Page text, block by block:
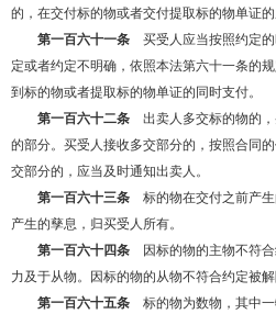
的，在交付标的物或者交付提取标的物单证的
第一百六十一条 买受人应当按照约定
定或者约定不明确，依照本法第六十一条的
到标的物或者提取标的物单证的同时支付。
第一百六十二条 出卖人多交标的物的
的部分。买受人接收多交部分的，按照合同
交部分的，应当及时通知出卖人。
第一百六十三条 标的物在交付之前产
产生的孳息，归买受人所有。
第一百六十四条
因标的物的主物不符
力及于从物。因标的物的从物不符合约定被
第一百六十五条 标的物为数物，其中